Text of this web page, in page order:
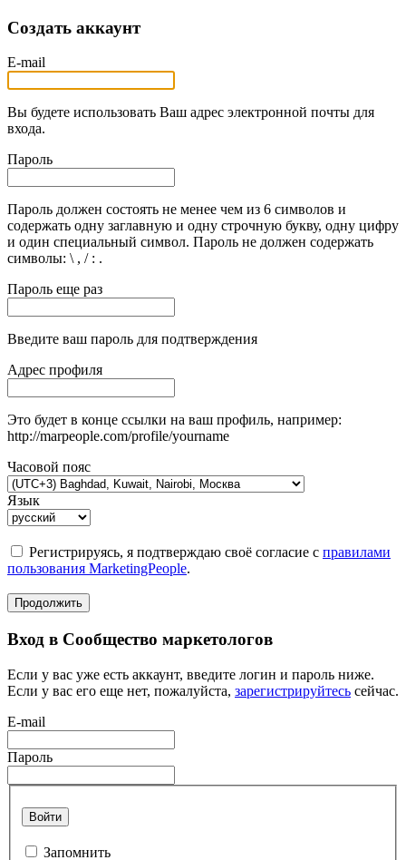
Создать аккаунт
E-mail
Вы будете использовать Ваш адрес электронной почты для
входа.
Пароль
Пароль должен состоять не менее чем из 6 символов и
содержать одну заглавную и одну строчную букву, одну цифру
и один специальный символ. Пароль не должен содержать
символы: \ , / : .
Пароль еще раз
Введите ваш пароль для подтверждения
Адрес профиля
Это будет в конце ссылки на ваш профиль, например:
http://marpeople.com/profile/yourname
Часовой пояс
Язык
Регистрируясь, я подтверждаю своё согласие с правилами
пользования MarketingPeople.
Продолжить
Вход в Сообщество маркетологов
Если у вас уже есть аккаунт, введите логин и пароль ниже.
Если у вас его еще нет, пожалуйста, зарегистрируйтесь сейчас.
E-mail
Пароль
Войти
Запомнить